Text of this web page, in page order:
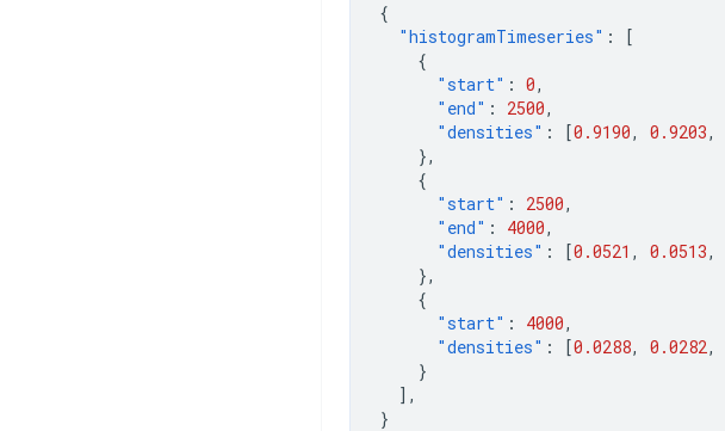
{
"histogramTimeseries" :
[
{
"start" : 0,
"end" : 2500,
"densities" : [0.9190, 0.9203,
},
{
"start" : 2500,
"end" : 4000,
"densities" : [0.0521 , 0.0513,
},
{
"start" : 4000,
"densities" : [0.0288, 0.0282,
}
],
}